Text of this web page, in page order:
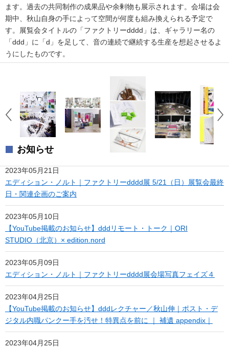
ます。過去の共同制作の成果品や余剰物も展示されます。会場は会
期中、秋山自身の手によって空間が何度も組み換えられる予定で
す。展覧会タイトルの「ファクトリーdddd」は、ギャラリー名の
「ddd」に「d」を足して、音の連続で継続する生産を想起させるよ
うにしたものです。
お知らせ
2023年05月21日
エディション・ノルト｜ファクトリーdddd展 5/21（日）展覧会最終
日・関連企画のご案内
2023年05月10日
【YouTube掲載のお知らせ】dddリモート・トーク｜ORI
STUDIO（北京）× edition.nord
2023年05月09日
エディション・ノルト｜ファクトリーdddd展会場写真フェイズ４
2023年04月25日
【YouTube掲載のお知らせ】dddレクチャー／秋山伸｜ポスト・デ
ジタル内職パンクー手を汚せ！特異点を前に ｜ 補遺 appendix｜
2023年04月25日